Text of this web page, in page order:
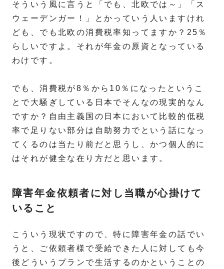
そういう風に言うと「でも、北欧では～」「ス
ウェーデンガー！」とかっていう人いますけれ
ども、でも北欧の消費税率知ってますか？25％
らしいですよ。それが年金の原資となっている
わけです。
でも、消費税が8％から10％になったというこ
とで大騒ぎしている日本でそんなの現実的なん
ですか？自由主義国の日本において比較的低税
率で足りない部分は自助努力でという話になっ
てくるのは当たり前だと思うし、かつ個人的に
はそれが健全な在り方だと思います。
障害年金依頼者に対し当職が心掛けて
いること
こういう現状ですので、特に障害年金の話でい
うと、ご依頼者様で受給できた人に対しても今
後どういうプランで生活するのかということの